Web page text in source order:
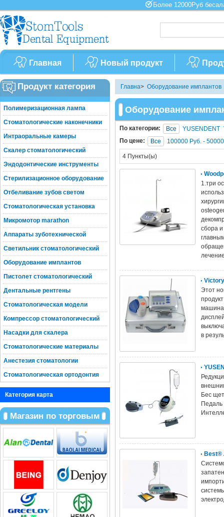
Более 12000Руб
Главная Новый продукт
Главна> Оборудование имплантов
Оборудование
По категории: Все YUSENDENT
По цене:
Все 100000 Руб. -
4 Пункты(ы)
1.три
сбора
Этот
машина
в
Бес
Педаль
Best®
Продукт категория
Полимеризационная лампа
Стоматологические наконечники
Интраоральные камеры
Скалер стоматологический
Эндодонтические инструменты
Стерилизационное оборудование
Отбеливание зубов светом
Стоматологическая установка
Микромотор marathon
Аппараты зуботехнической
Светильник стоматологический
Оборудование имплантов
Пистолет стоматологический
Дентальные рентгены
Стоматологическая модели
Компрессор стоматологический
Насадки для скалера
Стоматологические материалы
Анестезия стоматологии
Стоматологическая ортодонтия
Категория карта
Магазин по торговым